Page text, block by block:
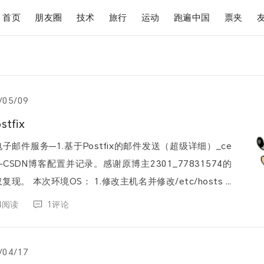
首页 朋友圈 技术 旅行 运动 跑遍中国 票夹
09
邮件服务—1.基于Postfix的邮件发送（超级详细）_ce
博客配置并记录。感谢原博主2301_77831574的
修改/etc/hosts #
tes...
读 1评论
17